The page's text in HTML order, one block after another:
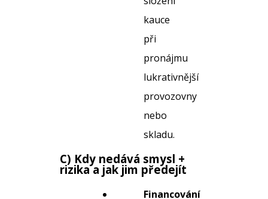
kauce
při
pronájmu
lukrativnější
provozovny
nebo
skladu.
C) Kdy nedává smysl +
rizika a jak jim předejít
Financování